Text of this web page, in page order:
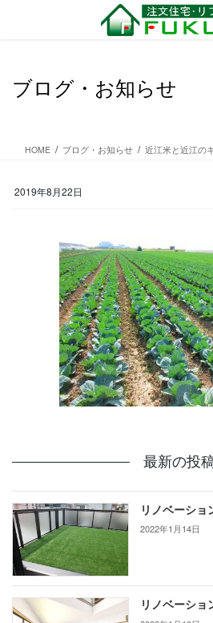
ブログ・お知らせ
HOME ブログ・お知らせ 近江米と近江の
2019年8月22日
最新の投
リノベーショ
2022年1月14日
リノベーシ